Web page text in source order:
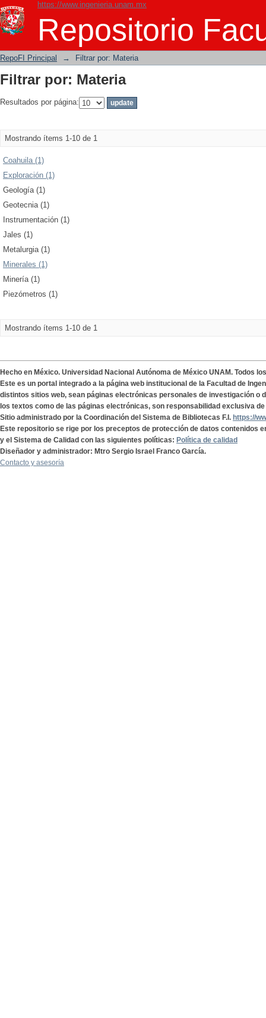
https://www.ingenieria.unam.mx
Repositorio
Filtrar por: Materia
RepoFI Principal → Filtrar por: Materia
Filtrar por: Materia
Resultados por página:
Mostrando ítems 1-10 de 1
Coahuila (1)
Exploración (1)
Geología (1)
Geotecnia (1)
Instrumentación (1)
Jales (1)
Metalurgia (1)
Minerales (1)
Minería (1)
Piezómetros (1)
Mostrando ítems 1-10 de 1
Hecho en México. Universidad Nacional Autónoma de México UNAM. Todos
Este es un portal integrado a la página web institucional de la Facultad de
distintos sitios web, sean páginas electrónicas personales de investigación o
los textos como de las páginas electrónicas, son responsabilidad exclusiva
Sitio administrado por la Coordinación del Sistema de Bibliotecas F.I. https://
Este repositorio se rige por los preceptos de protección de datos contenidos
y el Sistema de Calidad con las siguientes políticas: Política de calidad
Diseñador y administrador: Mtro Sergio Israel Franco García.
Contacto y asesoría